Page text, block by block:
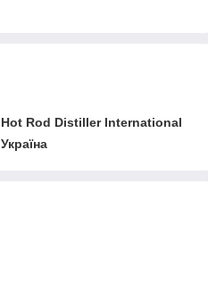
Hot Rod Distiller International
Україна